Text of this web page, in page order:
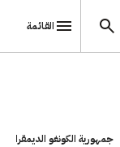
القائمة
جمهورية الكونغو